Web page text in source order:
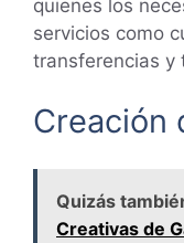
quienes los
servicios como
transferencias y
Creación
Quizás
Creativas de